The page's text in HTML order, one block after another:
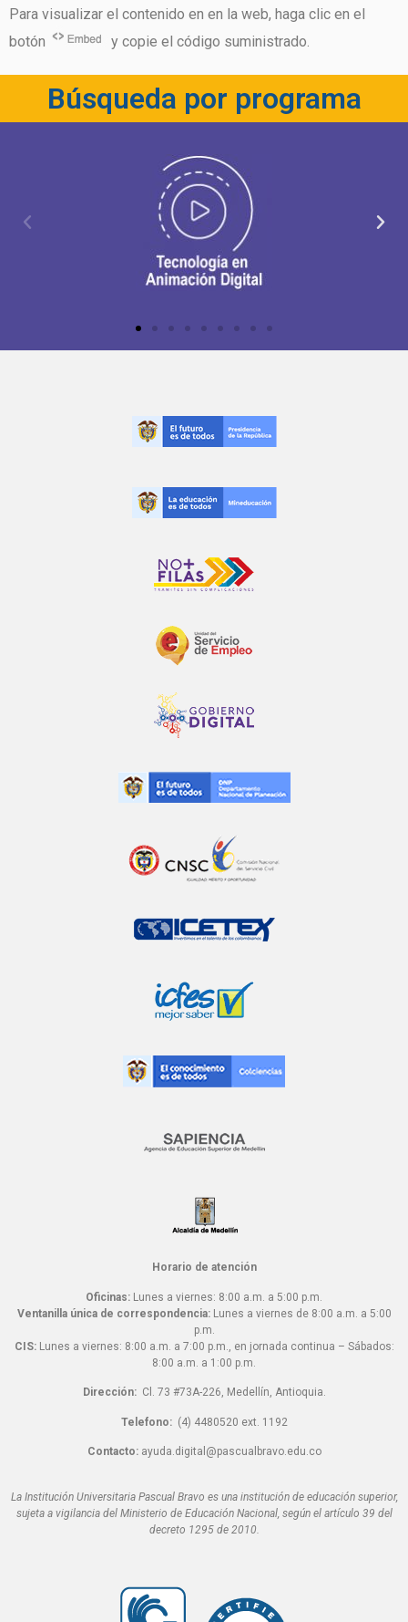
Para visualizar el contenido en en la web, haga clic en el
botón
y copie el código suministrado.
Búsqueda por programa
Horario de atención
Oficinas: Lunes a viernes: 8:00 a.m. a 5:00 p.m.
Ventanilla única de correspondencia:Lunes a viernes de 8:00 a.m. a 5:00
p.m.
CIS:Lunes a viernes: 8:00 a.m. a 7:00 p.m., en jornada continua – Sábados:
8:00 a.m. a 1:00 p.m.
Dirección: Cl. 73 #73A-226, Medellín, Antioquia.
Telefono:(4) 4480520 ext. 1192
Contacto:ayuda.digital@pascualbravo.edu.co
La Institución Universitaria Pascual Bravo es una institución de educación superior,
sujeta a vigilancia del Ministerio de Educación Nacional, según el artículo 39 del
decreto 1295 de 2010.